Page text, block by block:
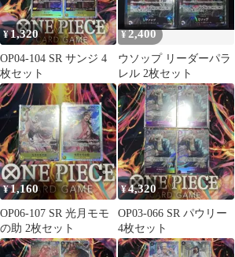
¥1,320
OP04-104 SR サンジ 4
枚セット
¥2,400
ウソップ リーダーパラ
レル 2枚セット
¥1,160
OP06-107 SR 光月モモ
の助 2枚セット
¥4,320
OP03-066 SR パウリー
4枚セット